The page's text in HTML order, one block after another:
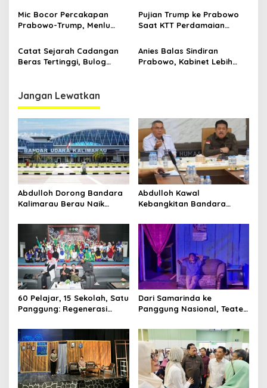
Presiden
Negara
Mic Bocor Percakapan
Prabowo-Trump, Menlu
Lah Ya
Pujian Trump ke Prabowo
Saat KTT Perdamaian
yang Bocor
Catat Sejarah Cadangan
Beras Tertinggi, Bulog
Anies Balas Sindiran
Prabowo, Kabinet Lebih
Jangan Lewatkan
Abdulloh Dorong Bandara
Kalimarau Berau Naik
Internasional Kaltim
Abdulloh Kawal
Kebangkitan Bandara
Dorong Keberlanjutan
Proyek Strategis
60 Pelajar, 15 Sekolah, Satu
Panggung: Regenerasi
Jalannya
Dari Samarinda ke
Panggung Nasional, Teater
Kalimantan ke FTRN ISI
Yogyakarta